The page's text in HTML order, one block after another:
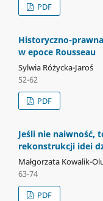
PDF
Historyczno-
w epoce Rousseau
Sylwia Różycka-Jaroś
52-62
PDF
Jeśli nie naiwność,
rekonstrukcji idei
Małgorzata Kowalik-
63-74
PDF